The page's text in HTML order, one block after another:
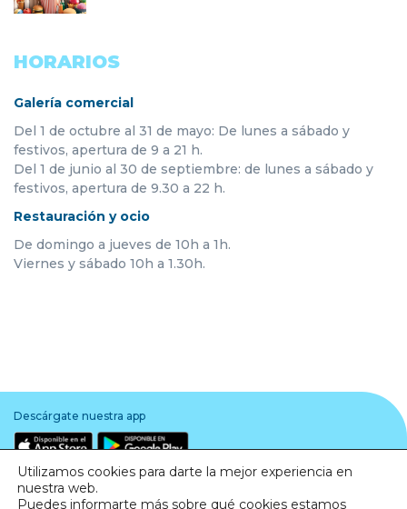
HORARIOS
Galería comercial
Del 1 de octubre al 31 de mayo: De lunes a sábado y
festivos, apertura de 9 a 21 h.
Del 1 de junio al 30 de septiembre: de lunes a sábado y
festivos, apertura de 9.30 a 22 h.
Restauración y ocio
De domingo a jueves de 10h a 1h.
Viernes y sábado 10h a 1.30h.
Descárgate nuestra app
Utilizamos cookies para darte la mejor experiencia en
nuestra web.
Puedes informarte más sobre qué cookies estamos